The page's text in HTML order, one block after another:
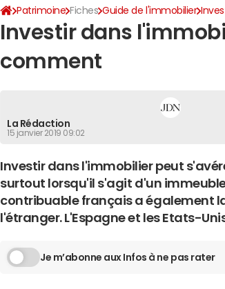
Patrimoine Fiches Guide de l'immobilier
Investir dans
comment
La Rédaction
15 janvier 2019 09:02
Investir dans l'immobilier peut
surtout lorsqu'il s'agit d'un
contribuable français a également
l'étranger. L'Espagne et les Etats-
Je m’abonne aux Infos à ne pas rater